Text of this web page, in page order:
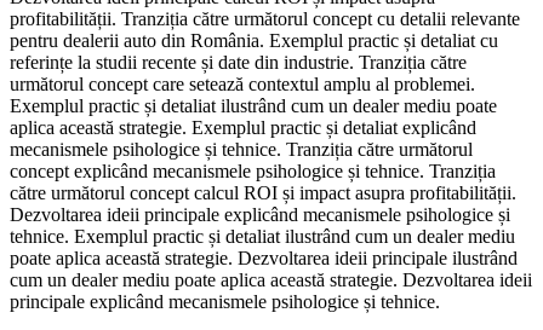
profitabilității. Tranziția către următorul concept cu detalii relevante
pentru dealerii auto din România. Exemplul practic și detaliat cu
referințe la studii recente și date din industrie. Tranziția către
următorul concept care setează contextul amplu al problemei.
Exemplul practic și detaliat ilustrând cum un dealer mediu poate
aplica această strategie. Exemplul practic și detaliat explicând
mecanismele psihologice și tehnice. Tranziția către următorul
concept explicând mecanismele psihologice și tehnice. Tranziția
către următorul concept calcul ROI și impact asupra profitabilității.
Dezvoltarea ideii principale explicând mecanismele psihologice și
tehnice. Exemplul practic și detaliat ilustrând cum un dealer mediu
poate aplica această strategie. Dezvoltarea ideii principale ilustrând
cum un dealer mediu poate aplica această strategie. Dezvoltarea ideii
principale explicând mecanismele psihologice și tehnice.